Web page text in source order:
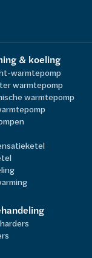
& koeling
warmtepomp
warmtepomp
warmtepomp